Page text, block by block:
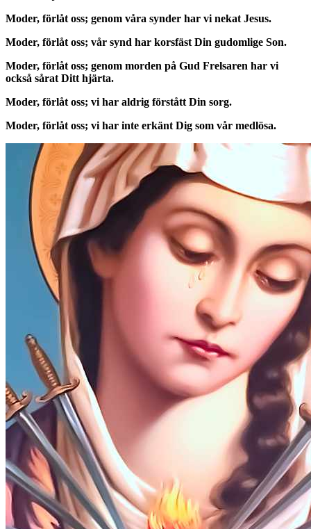
Moder, förlåt oss; genom våra synder har vi nekat Jesus.
Moder, förlåt oss; vår synd har korsfäst Din gudomlige Son.
Moder, förlåt oss; genom morden på Gud Frelsaren har vi
också sårat Ditt hjärta.
Moder, förlåt oss; vi har aldrig förstått Din sorg.
Moder, förlåt oss; vi har inte erkänt Dig som vår medlösa.